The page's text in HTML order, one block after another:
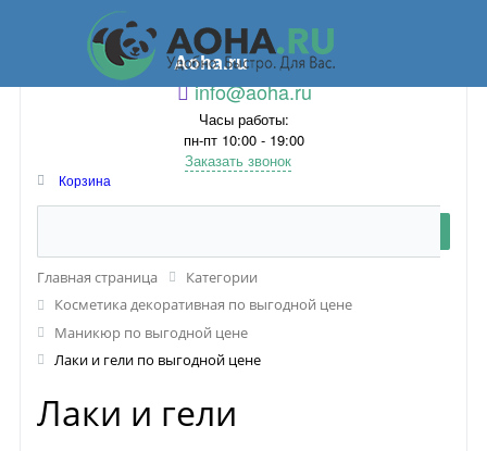
Aoha.ru
info@aoha.ru
Часы работы:
пн-пт 10:00 - 19:00
Заказать звонок
Корзина
Главная страница
Категории
Косметика декоративная по выгодной цене
Маникюр по выгодной цене
Лаки и гели по выгодной цене
Лаки и гели